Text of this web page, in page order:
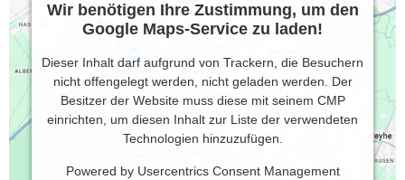
Wir benötigen Ihre Zustimmung, um den
Google Maps-Service zu laden!
Dieser Inhalt darf aufgrund von Trackern, die Besuchern
nicht offengelegt werden, nicht geladen werden. Der
Besitzer der Website muss diese mit seinem CMP
einrichten, um diesen Inhalt zur Liste der verwendeten
Technologien hinzuzufügen.
Powered by Usercentrics Consent Management